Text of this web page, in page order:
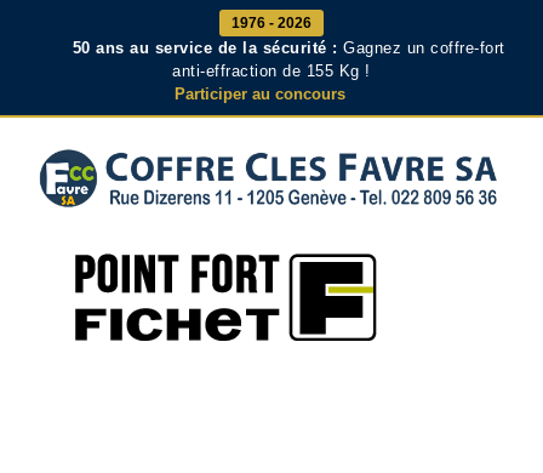
1976 - 2026
50 ans au service de la sécurité : Gagnez un coffre-fort
anti-effraction de 155 Kg !
Participer au concours